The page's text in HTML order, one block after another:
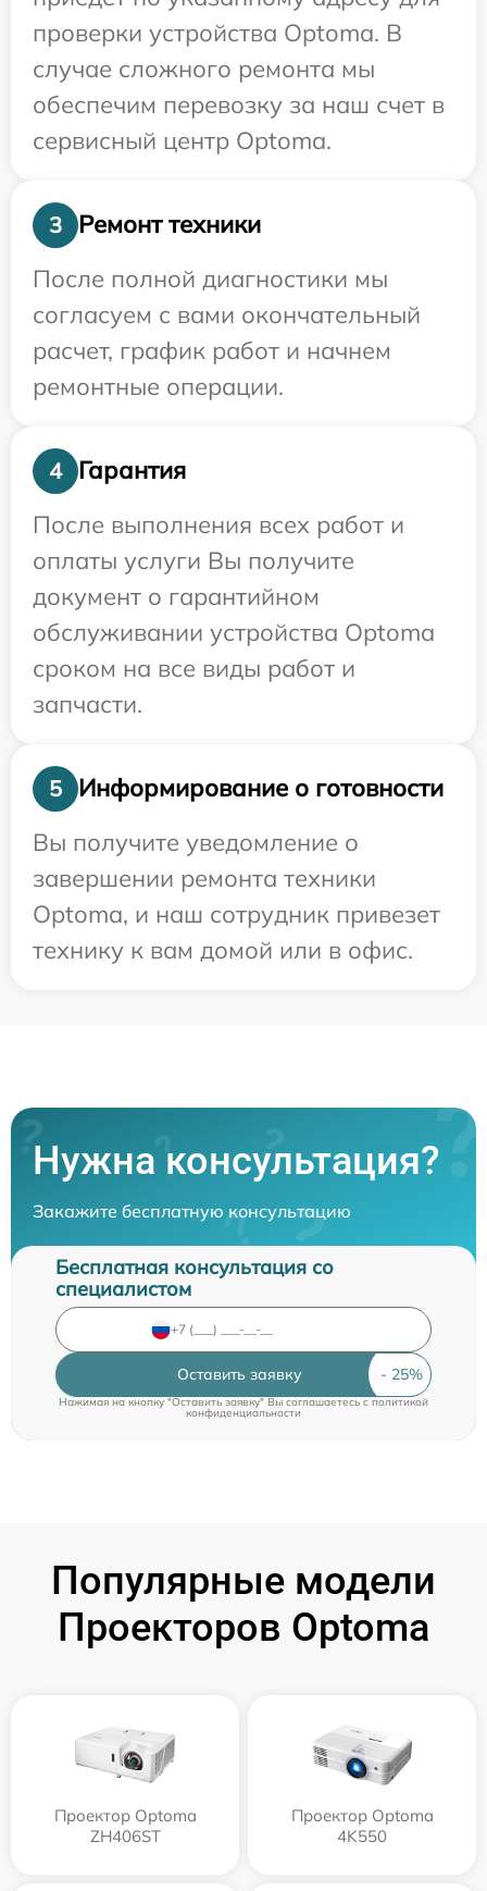
проверки устройства Optoma. В
случае сложного ремонта мы
обеспечим перевозку за наш счет в
сервисный центр Optoma.
3
Ремонт техники
После полной диагностики мы
согласуем с вами окончательный
расчет, график работ и начнем
ремонтные операции.
4
Гарантия
После выполнения всех работ и
оплаты услуги Вы получите
документ о гарантийном
обслуживании устройства Optoma
сроком на все виды работ и
запчасти.
5
Информирование о готовности
Вы получите уведомление о
завершении ремонта техники
Optoma, и наш сотрудник привезет
технику к вам домой или в офис.
Нужна консультация?
Закажите бесплатную консультацию
Бесплатная консультация со
специалистом
Оставить заявку
Нажимая на кнопку "Оставить заявку" Вы соглашаетесь cполитикой
конфиденциальности
Популярные модели
Проекторов Optoma
Проектор Optoma
ZH406ST
Проектор Optoma
4K550